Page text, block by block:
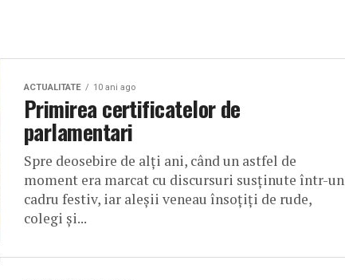
ACTUALITATE 10 ani ago
Primirea certificatelor de
parlamentari
Spre deosebire de alți ani, când un astfel de
moment era marcat cu discursuri susținute într-un
cadru festiv, iar aleșii veneau însoțiți de rude,
colegi și...